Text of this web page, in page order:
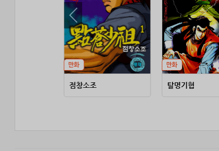
점창소조 탈명기협